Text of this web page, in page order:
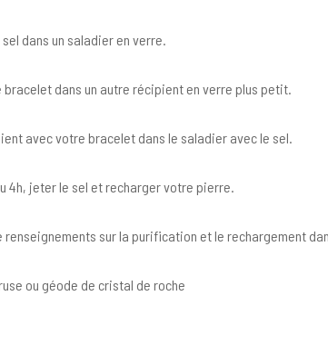
sel dans un saladier en verre.
bracelet dans un autre récipient en verre plus petit.
avec votre bracelet dans le saladier avec le sel.
4h, jeter le sel et recharger votre pierre.
renseignements sur la purification et le rechargement
ou géode de cristal de roche